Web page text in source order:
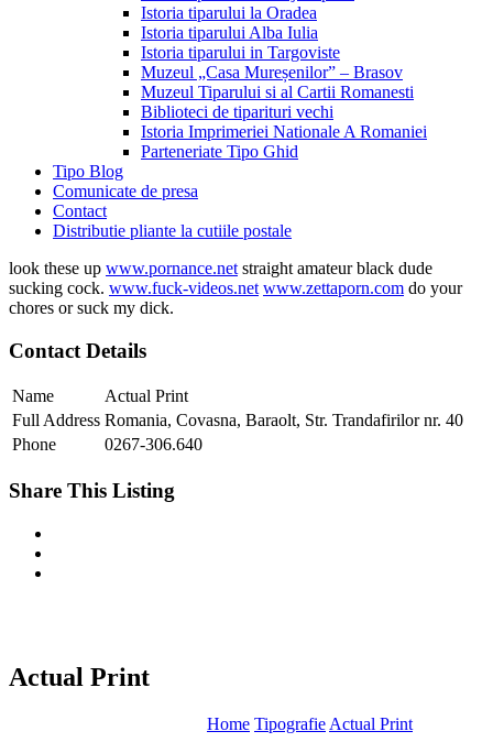
Istoria tiparului la Oradea
Istoria tiparului Alba Iulia
Istoria tiparului in Targoviste
Muzeul „Casa Mureșenilor” – Brasov
Muzeul Tiparului si al Cartii Romanesti
Biblioteci de tiparituri vechi
Istoria Imprimeriei Nationale A Romaniei
Parteneriate Tipo Ghid
Tipo Blog
Comunicate de presa
Contact
Distributie pliante la cutiile postale
look these up www.pornance.net straight amateur black dude
sucking cock. www.fuck-videos.net www.zettaporn.com do your
chores or suck my dick.
Contact Details
Name
Actual Print
Full Address Romania, Covasna, Baraolt, Str. Trandafirilor nr. 40
Phone
0267-306.640
Share This Listing
Actual Print
Home Tipografie Actual Print